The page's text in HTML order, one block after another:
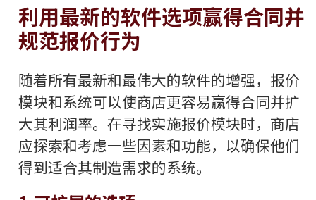
利用最新的软件选项赢得合同并
规范报价行为
随着所有最新和最伟大的软件的增强，报价
模块和系统可以使商店更容易赢得合同并扩
大其利润率。在寻找实施报价模块时，商店
应探索和考虑一些因素和功能，以确保他们
得到适合其制造需求的系统。